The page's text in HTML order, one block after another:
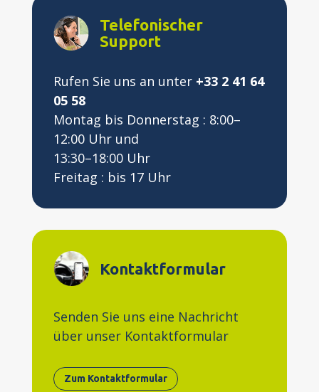
Telefonischer
Support
Rufen Sie uns an unter+33 2 41 64
05 58
Montag bis Donnerstag : 8:00–
12:00 Uhr und
13:30–18:00 Uhr
Freitag : bis 17 Uhr
Kontaktformular
Senden Sie uns eine Nachricht
über unser Kontaktformular
Zum Kontaktformular